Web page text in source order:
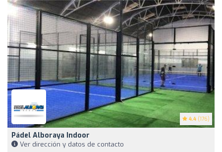
4.4 (176)
Pádel Alboraya Indoor
Ver dirección y datos de contacto